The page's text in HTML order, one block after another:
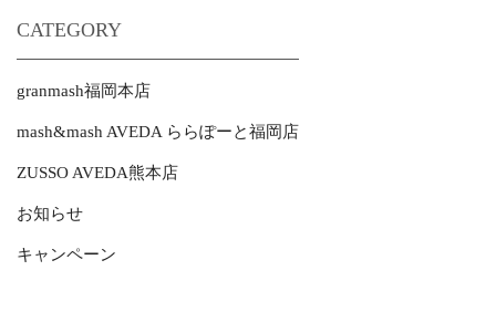
CATEGORY
granmash福岡本店
mash&mash AVEDA ららぽーと福岡店
ZUSSO AVEDA熊本店
お知らせ
キャンペーン